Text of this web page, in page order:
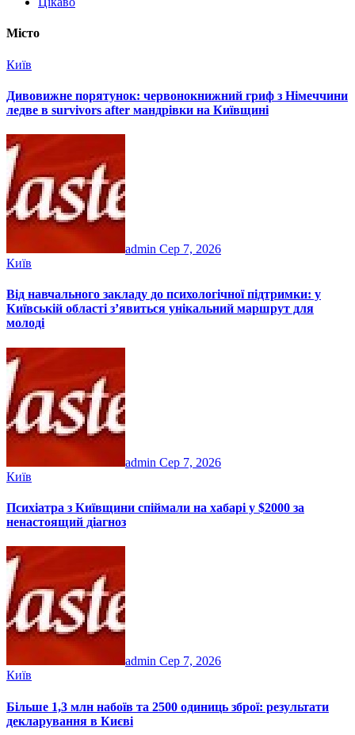
Місто
Київ
Дивовижне порятунок: червонокнижний гриф з Німеччини
ледве в survivors after мандрівки на Київщині
admin Сер 7, 2026
Київ
Від навчального закладу до психологічної підтримки: у
Київській області з’явиться унікальний маршрут для
молоді
admin Сер 7, 2026
Київ
Психіатра з Київщини спіймали на хабарі у $2000 за
ненастоящий діагноз
admin Сер 7, 2026
Київ
Більше 1,3 млн набоїв та 2500 одиниць зброї: результати
декларування в Києві